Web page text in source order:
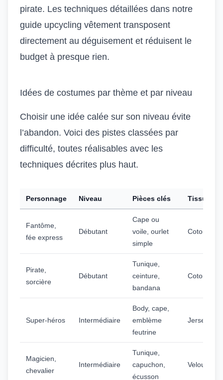
pirate. Les techniques détaillées dans notre
guide upcycling vêtement transposent
directement au déguisement et réduisent le
budget à presque rien.
Idées de costumes par thème et par niveau
Choisir une idée calée sur son niveau évite
l’abandon. Voici des pistes classées par
difficulté, toutes réalisables avec les
techniques décrites plus haut.
Personnage Niveau Pièces clés Tissu
Fantôme,
fée express
Débutant
Cape ou
voile, ourlet
simple
Coton, tulle
Pirate,
sorcière
Débutant
Tunique,
ceinture,
bandana
Coton,
Super-héros Intermédiaire
Body, cape,
emblème
feutrine
Jersey,
Magicien,
chevalier
Intermédiaire
Tunique,
capuchon,
écusson
Velours,